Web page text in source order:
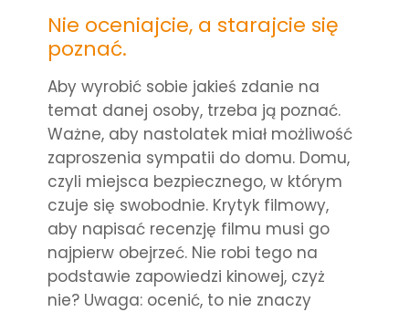
Nie oceniajcie, a starajcie się
poznać.
Aby wyrobić sobie jakieś zdanie na
temat danej osoby, trzeba ją poznać.
Ważne, aby nastolatek miał możliwość
zaproszenia sympatii do domu. Domu,
czyli miejsca bezpiecznego, w którym
czuje się swobodnie. Krytyk filmowy,
aby napisać recenzję filmu musi go
najpierw obejrzeć. Nie robi tego na
podstawie zapowiedzi kinowej, czyż
nie? Uwaga: ocenić, to nie znaczy